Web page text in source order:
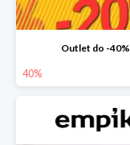
Outlet do -40%
40%